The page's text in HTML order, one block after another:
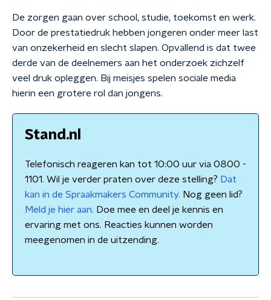
De zorgen gaan over school, studie, toekomst en werk.
Door de prestatiedruk hebben jongeren onder meer last
van onzekerheid en slecht slapen. Opvallend is dat twee
derde van de deelnemers aan het onderzoek zichzelf
veel druk opleggen. Bij meisjes spelen sociale media
hierin een grotere rol dan jongens.
Stand.nl
Telefonisch reageren kan tot 10:00 uur via 0800 -
1101. Wil je verder praten over deze stelling? Dat
kan in de Spraakmakers Community. Nog geen lid?
Meld je hier aan. Doe mee en deel je kennis en
ervaring met ons. Reacties kunnen worden
meegenomen in de uitzending.